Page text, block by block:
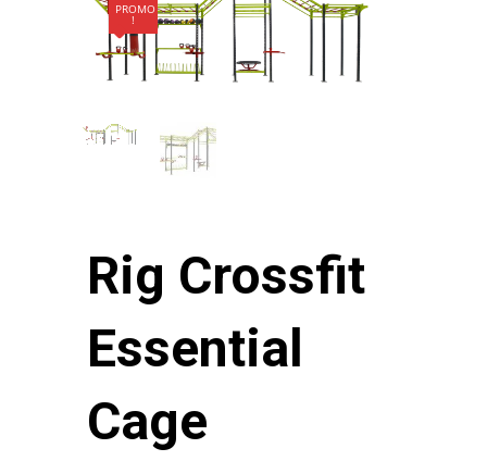
PROMO
!
Rig Crossfit
Essential
Cage